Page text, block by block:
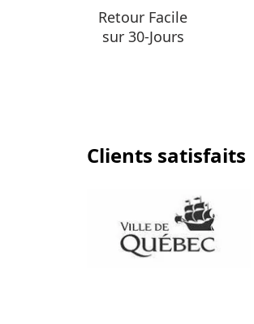
Retour Facile
sur 30-Jours
Clients satisfaits